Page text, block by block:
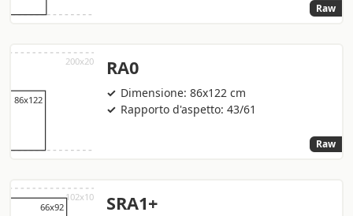
Raw
RA0
Dimensione: 86x122 cm
Rapporto d'aspetto: 43/61
Raw
SRA1+